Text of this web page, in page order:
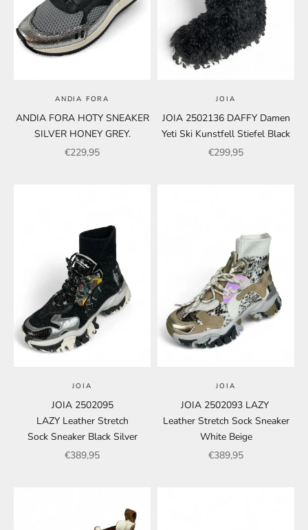
ANDIA FORA
ANDIA FORA HOTY SNEAKER
SILVER HONEY GREY.
Angebot
€229,95
JOIA
JOIA 2502136 DAFFY Damen
Yeti Ski Kunstfell Stiefel Black
Angebot
€299,95
JOIA
JOIA 2502095
LAZY Leather Stretch
Sock Sneaker Black Silver
Angebot
€389,95
JOIA
JOIA 2502093 LAZY
Leather Stretch Sock Sneaker
White Beige
Angebot
€389,95